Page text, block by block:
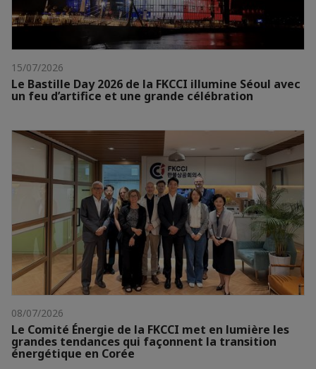
15/07/2026
Le Bastille Day 2026 de la FKCCI illumine Séoul avec
un feu d’artifice et une grande célébration
08/07/2026
Le Comité Énergie de la FKCCI met en lumière les
grandes tendances qui façonnent la transition
énergétique en Corée